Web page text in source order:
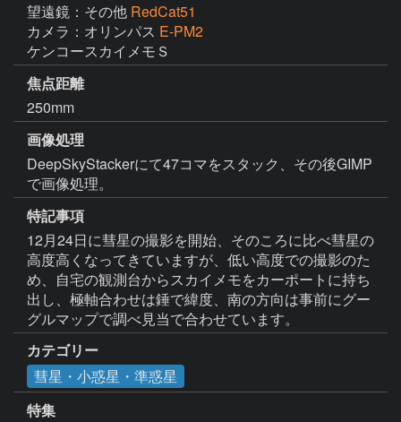
望遠鏡：その他 RedCat51
カメラ：オリンパス E-PM2
ケンコースカイメモＳ
焦点距離
250mm
画像処理
DeepSkyStackerにて47コマをスタック、その後GIMP
で画像処理。
特記事項
12月24日に彗星の撮影を開始、そのころに比べ彗星の
高度高くなってきていますが、低い高度での撮影のた
め、自宅の観測台からスカイメモをカーポートに持ち
出し、極軸合わせは錘で緯度、南の方向は事前にグー
グルマップで調べ見当で合わせています。
カテゴリー
彗星・小惑星・準惑星
特集